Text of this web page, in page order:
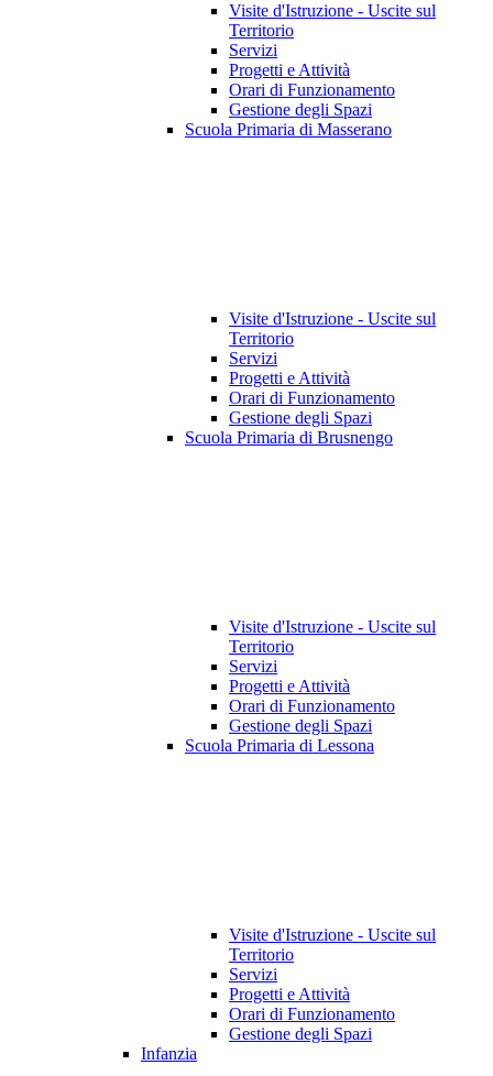
Visite d'Istruzione - Uscite sul
Territorio
Servizi
Progetti e Attività
Orari di Funzionamento
Gestione degli Spazi
Scuola Primaria di Masserano
Visite d'Istruzione - Uscite sul
Territorio
Servizi
Progetti e Attività
Orari di Funzionamento
Gestione degli Spazi
Scuola Primaria di Brusnengo
Visite d'Istruzione - Uscite sul
Territorio
Servizi
Progetti e Attività
Orari di Funzionamento
Gestione degli Spazi
Scuola Primaria di Lessona
Visite d'Istruzione - Uscite sul
Territorio
Servizi
Progetti e Attività
Orari di Funzionamento
Gestione degli Spazi
Infanzia